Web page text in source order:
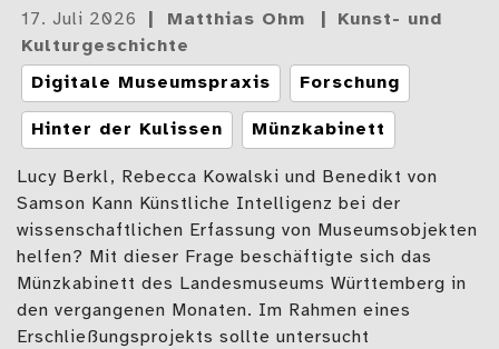
Gepostet
am
17. Juli 2026 Matthias Ohm
Kunst- und
Kulturgeschichte
Tags
Digitale Museumspraxis Forschung
Hinter der Kulissen Münzkabinett
Lucy Berkl, Rebecca Kowalski und Benedikt von
Samson Kann Künstliche Intelligenz bei der
wissenschaftlichen Erfassung von Museumsobjekten
helfen? Mit dieser Frage beschäftigte sich das
Münzkabinett des Landesmuseums Württemberg in
den vergangenen Monaten. Im Rahmen eines
Erschließungsprojekts sollte untersucht